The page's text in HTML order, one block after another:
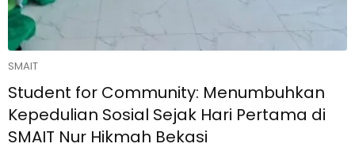
SMAIT
Student for Community: Menumbuhkan
Kepedulian Sosial Sejak Hari Pertama di
SMAIT Nur Hikmah Bekasi